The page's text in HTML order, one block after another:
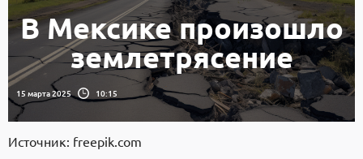
В Мексике произошло
землетрясение
15 марта 2025 10:15
Источник: freepik.com